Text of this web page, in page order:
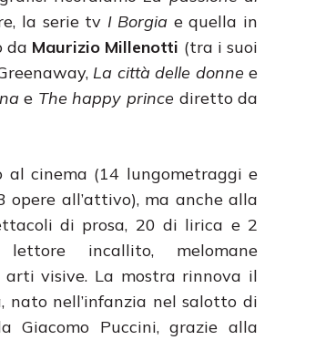
la serie tv I Borgia e quella in
da Maurizio Millenotti (tra i suoi
La città delle donne e
e The happy prince diretto da
al cinema (14 lungometraggi e
all’attivo), ma anche alla
di prosa, 20 di lirica e 2
incallito, melomane
visive. La mostra rinnova il
nell’infanzia nel salotto di
Giacomo Puccini, grazie alla